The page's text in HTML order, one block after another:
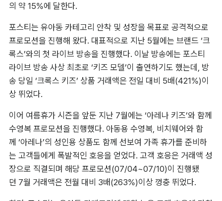
의 약 15%에 달한다.
포스티는 유아동 카테고리 안착 및 성장을 목표로 공격적으로
프로모션을 진행해 왔다. 대표적으로 지난 5월에는 브랜드 ‘크
록스’와의 첫 라이브 방송을 진행했다. 이날 방송에는 포스티
라이브 방송 사상 최초로 ‘키즈 모델’이 출연하기도 했는데, 방
송 당일 ‘크록스 키즈’ 상품 거래액은 전일 대비 5배(421%)이
상 뛰었다.
이어 여름휴가 시즌을 앞둔 지난 7월에는 ‘아레나 키즈’와 함께
수영복 프로모션을 진행했다. 아동용 수영복, 비치웨어와 함
께 ‘아레나’의 성인용 상품도 함께 선보여 가족 휴가를 준비하
는 고객들에게 폭발적인 호응을 얻었다. 고객 호응은 거래액 성
장으로 직결되며 해당 프로모션(07/04~07/10)이 진행됐
던 7월 거래액은 전월 대비 3배(263%)이상 껑충 뛰었다.